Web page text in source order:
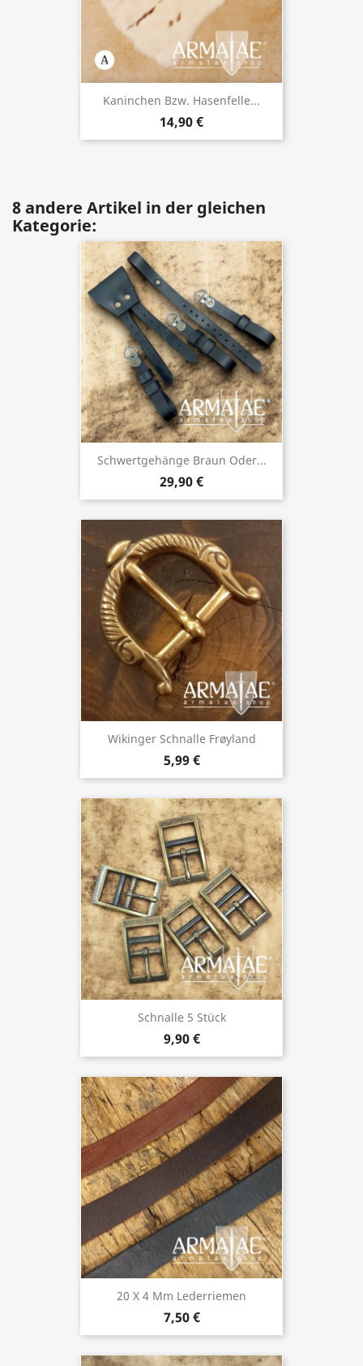
Kaninchen Bzw. Hasenfelle...
14,90 €
8 andere Artikel in der gleichen
Kategorie:
Schwertgehänge Braun Oder...
29,90 €
Wikinger Schnalle Frøyland
5,99 €
Schnalle 5 Stück
9,90 €
20 X 4 Mm Lederriemen
7,50 €